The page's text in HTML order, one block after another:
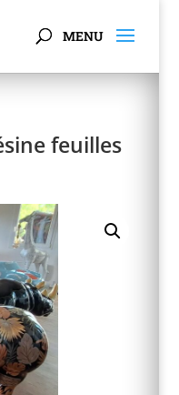
feuilles